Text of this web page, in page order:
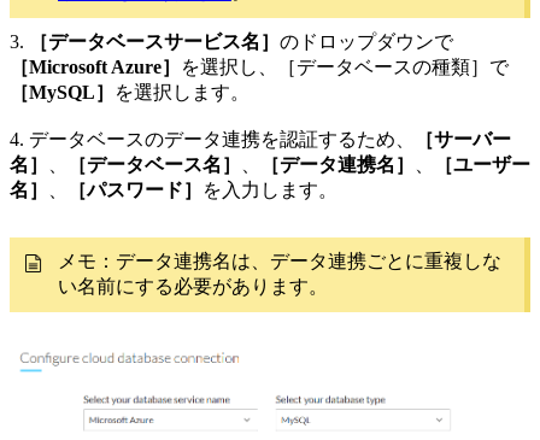
3. ［データベースサービス名］ のドロップダウンで
［Microsoft Azure］
を選択し、［データベースの種類］で
［MySQL］
を選択します。
4. データベースのデータ連携を認証するため、
［サーバー
名］
［データベース名］ ［データ連携名］
［ユーザー
名］
［パスワード］ を入力します。
メモ：データ連携名は、データ連携ごとに重複しな
い名前にする必要があります。